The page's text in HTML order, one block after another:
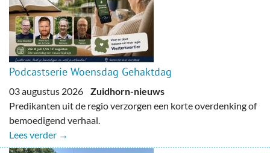
Podcastserie Woensdag Gehaktdag
03 augustus 2026 Zuidhorn-nieuws
Predikanten uit de regio verzorgen een korte overdenking of
bemoedigend verhaal.
Lees verder →